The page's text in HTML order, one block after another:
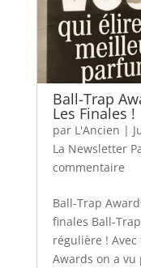
Ball-Trap
Les Finales !
par L'Ancien |
La Newsletter
commentaire
Ball-Trap
finales Ball-
régulière !
Awards on a